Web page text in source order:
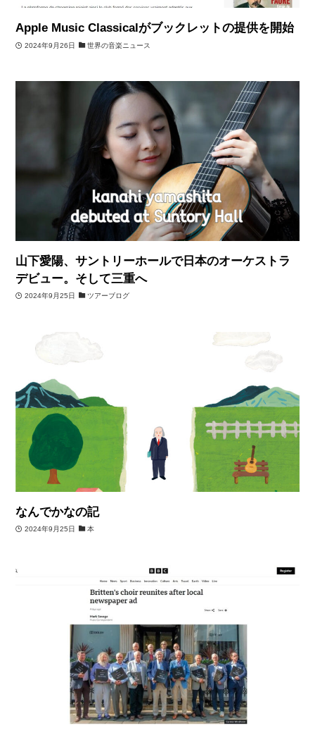
Apple Music Classicalがブックレットの提供を開始
2024年9月26日 世界の音楽ニュース
山下愛陽、サントリーホールで日本のオーケストラ
デビュー。そして三重へ
2024年9月25日 ツアーブログ
なんでかなの記
2024年9月25日 本